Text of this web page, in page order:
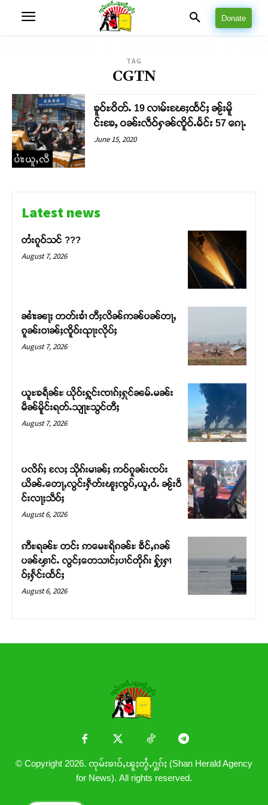
တႃႇႁႂ်ႈသဵင်ၵၢင်ၸႂ်ၵူၼ်းမိူင်း ၵူႈတီႈၵူႈလႅၼ်ပေႃးတေၸွ
တ်ႇ တူဝ်ႈလုမ်ႈၾႃႉၼၼ်ႉ ၶဝ်ႈႁူမ်ႈၵမ်ႉထႅမ် ၸုမ်းၶၢ
ဝ်ႇၽူႈတွႆႇႁွၵ်ႈ လႆႈယူႇၶႃႈဢေႃႈ။
Donate
TAG
CGTN
ပၢႆးယူႇလီ
ၶူဝ်ႊဝိတ်ႉ 19 လၢမ်းၽႄႈထႅင်ႈ ၼႂ်းမိူ
င်းၶႄႇ ဝၼ်းလဵဝ်ႁၼ်ၸိူဝ်ႉမႅင်း 57 ၵေႃႉ
June 15, 2020
Latest news
တႆးၵူဝ်သင် ???
August 7, 2026
ၼၢႆးၼႃႈ တတ်းၶၢႆ တီႈလိၼ်ဢၼ်ပၼ်တႃႇ
ၵူၼ်းဝၢၼ်ႈၸိူဝ်းၺႃးလိုပ်ႈ
August 7, 2026
ယူႊၶရဵၼ်ႊ ယိုဝ်းႁူင်းၸၢၵ်ႈႁုင်ၼမ်ႉမၼ်း
မဵၼ်မိူင်းရတ်ႉသျႃႊသွင်တီႈ
August 7, 2026
ပလိၵ်ႈ လႄႈ သိုၵ်းမၢၼ်ႈ ဢဝ်ၵူၼ်းၸပ်း
ယိၼ်ႉတေႃႇလွင်းႁဵတ်းၽူႈၸွပ်ႇယူႇဝႆႉ ၼႂ်းဝဵ
င်းလႃႈသဵဝ်ႈ
August 6, 2026
ဢီႊရၼ်ႊ တင်း ဢမေႊရိၵၼ်ႊ ၶဵင်ႇၵၼ်
ပၼ်ၾၢင်ႉ လွင်ႈတေသၢင်ႈပၢင်တိုၵ်း ႁႂ်ႈႁၢ
ဝ်ႈႁႅင်းထႅင်ႈ
August 6, 2026
© Copyright 2026. ၸုမ်းၶၢဝ်ႇၽူႈတွႆႇႁွၵ်ႈ (Shan Herald Agency
for News). All rights reserved.